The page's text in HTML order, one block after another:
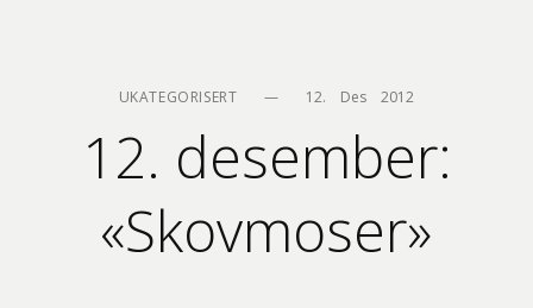
UKATEGORISERT — 12.    Des    2012
12. desember:
«Skovmoser»